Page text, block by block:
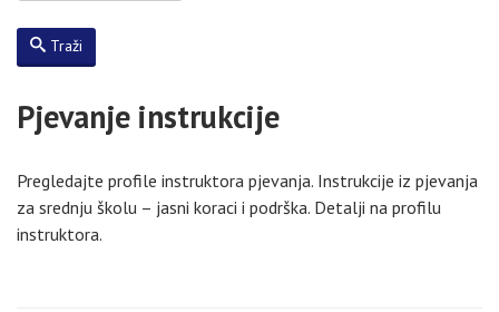
Traži
Pjevanje instrukcije
Pregledajte profile instruktora pjevanja. Instrukcije iz pjevanja
za srednju školu – jasni koraci i podrška. Detalji na profilu
instruktora.